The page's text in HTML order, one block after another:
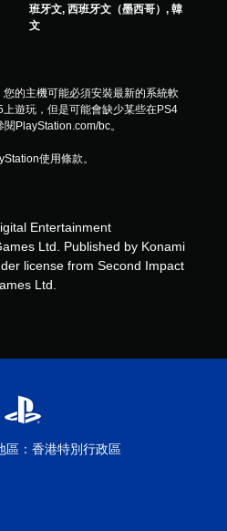
班牙文, 西班牙文（墨西哥）, 韓
文
的主機可能必須安裝最新的系統軟
遊玩，但是可能會缺少某些在PS4
PlayStation.com/bc。
使用條款。
Entertainment
Ltd. Published by Konami
license from Second Impact
Ltd.
區：香港特別行政區